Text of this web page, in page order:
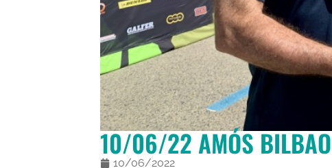
10/06/22 AMÓS BILBAO
10/06/2022